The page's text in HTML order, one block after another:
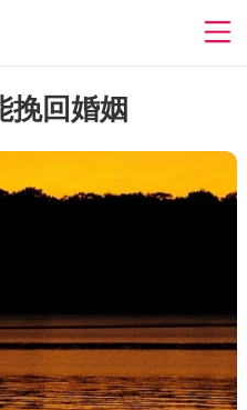
挽回婚姻